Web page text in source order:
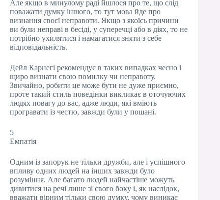
Але якщо в минулому раді йшлося про те, що слід
поважати думку іншого, то тут мова йде про
визнання своєї неправоти. Якщо з якоїсь причини
ви були неправі в бесіді, у суперечці або в діях, то не
потрібно ухилятися і намагатися зняти з себе
відповідальність.
Дейл Карнегі рекомендує в таких випадках чесно і
щиро визнати свою помилку чи неправоту.
Звичайно, робити це може бути не дуже приємно,
проте такий стиль поведінки викликає в оточуючих
людях повагу до вас, адже люди, які вміють
програвати із честю, завжди були у пошані.
5
Емпатія
Одним із запорук не тільки дружби, але і успішного
впливу одних людей на інших завжди було
розуміння. Але багато людей найчастіше можуть
дивитися на речі лише зі свого боку і, як наслідок,
вважати вірним тільки свою думку, чому виникає